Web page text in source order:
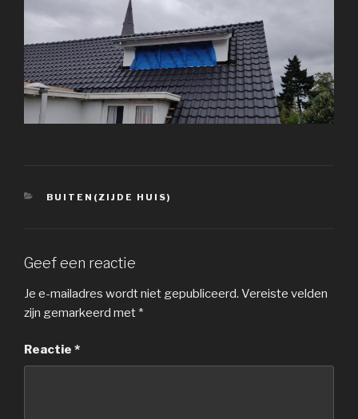
CATEGORIEËN
BUITEN(ZIJDE HUIS)
Geef een reactie
Je e-mailadres wordt niet gepubliceerd. Vereiste velden
zijn gemarkeerd met *
Reactie *